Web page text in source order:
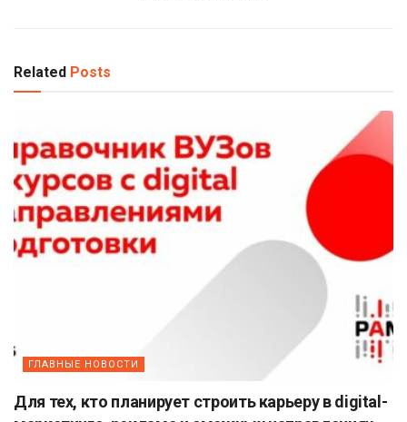
Related Posts
ГЛАВНЫЕ НОВОСТИ
Для тех, кто планирует строить карьеру в digital-